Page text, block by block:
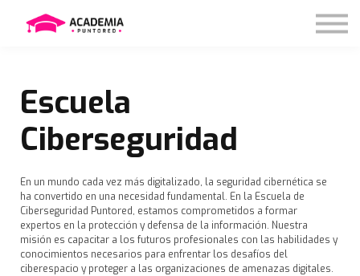
Escuela
Ciberseguridad
En un mundo cada vez más digitalizado, la seguridad cibernética se
ha convertido en una necesidad fundamental. En la Escuela de
Ciberseguridad Puntored, estamos comprometidos a formar
expertos en la protección y defensa de la información. Nuestra
misión es capacitar a los futuros profesionales con las habilidades y
conocimientos necesarios para enfrentar los desafíos del
ciberespacio y proteger a las organizaciones de amenazas digitales.